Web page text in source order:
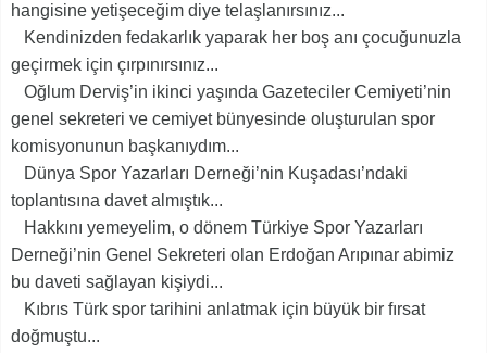
hangisine yetişeceğim diye telaşlanırsınız...
Kendinizden fedakarlık yaparak her boş anı çocuğunuzla
geçirmek için çırpınırsınız...
Oğlum Derviş’in ikinci yaşında Gazeteciler Cemiyeti’nin
genel sekreteri ve cemiyet bünyesinde oluşturulan spor
komisyonunun başkanıydım...
Dünya Spor Yazarları Derneği’nin Kuşadası’ndaki
toplantısına davet almıştık...
Hakkını yemeyelim, o dönem Türkiye Spor Yazarları
Derneği’nin Genel Sekreteri olan Erdoğan Arıpınar abimiz
bu daveti sağlayan kişiydi...
Kıbrıs Türk spor tarihini anlatmak için büyük bir fırsat
doğmuştu...